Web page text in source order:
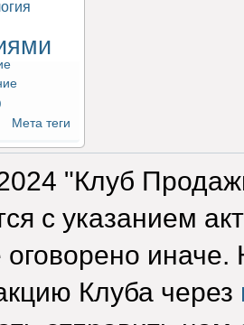
Мета теги
"Клуб
с указанием
оговорено
Клуба через